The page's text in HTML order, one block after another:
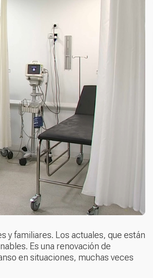
y familiares. Los actuales, que están
Es una renovación de
en situaciones, muchas veces